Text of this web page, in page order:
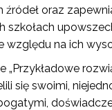
źródeł oraz
szkołach
względu na ich
„Przykładowe
się swoimi,